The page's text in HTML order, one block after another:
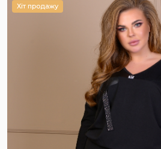
Хіт продажу